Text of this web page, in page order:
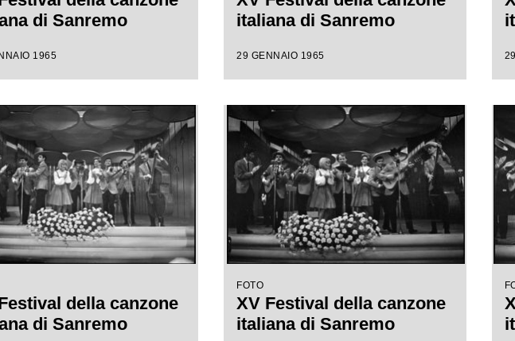
di Sanremo
1965
italiana di Sanremo
29 GENNAIO 1965
della canzone
di Sanremo
FOTO
XV Festival della canzone
italiana di Sanremo